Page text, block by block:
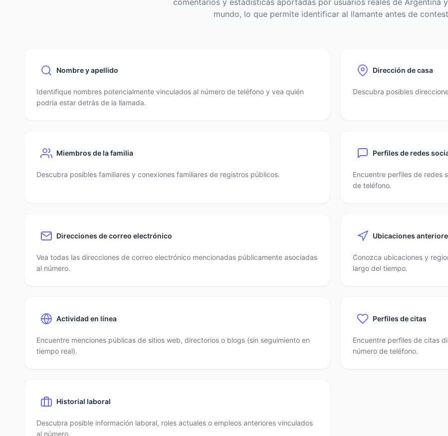
comentarios y estadísticas aportadas por usuarios reales de Argentina
mundo, lo que permite identificar al llamante antes de
Nombre y apellido
Identifique nombres potencialmente vinculados al número de teléfono y vea quién
podría estar detrás de la llamada.
Dirección de casa
Descubra posibles
Miembros de la familia
Descubra posibles familiares y conexiones familiares de registros públicos.
Perfiles de redes
Encuentre perfiles de redes
de teléfono.
Direcciones de correo electrónico
Vea todas las direcciones de correo electrónico mencionadas públicamente asociadas
al número.
Ubicaciones
Conozca ubicaciones y
largo del tiempo.
Actividad en línea
Encuentre menciones públicas de sitios web, directorios o blogs (sin seguimiento en
tiempo real).
Perfiles de citas
Encuentre perfiles de citas
número de teléfono.
Historial laboral
Descubra posible información laboral, roles actuales o empleos anteriores vinculados
al número.